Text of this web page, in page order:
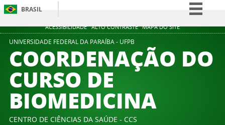
ACESSIBILIDADE ALTO CONTRASTE MAPA DO SITE
BRASIL
Simplifique!
Participe
Acesso à informação
Canais
UNIVERSIDADE FEDERAL DA PARAÍBA - UFPB
COORDENAÇÃO DO
CURSO DE
BIOMEDICINA
CENTRO DE CIÊNCIAS DA SAÚDE - CCS